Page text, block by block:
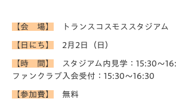
【会 場】 トランスコスモススタジアム
【日にち】 2月2日（日）
【時 間】
スタジアム内見学：15:30～
ファンクラブ入会受付：15:30～16:30
【参加費】 無料